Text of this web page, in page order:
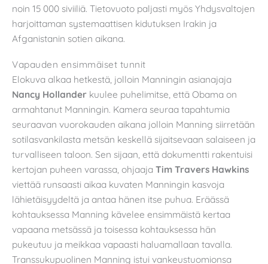
noin 15 000 siviiliä. Tietovuoto paljasti myös Yhdysvaltojen
harjoittaman systemaattisen kidutuksen Irakin ja
Afganistanin sotien aikana.
Vapauden ensimmäiset tunnit
Elokuva alkaa hetkestä, jolloin Manningin asianajaja
Nancy Hollander kuulee puhelimitse, että Obama on
armahtanut Manningin. Kamera seuraa tapahtumia
seuraavan vuorokauden aikana jolloin Manning siirretään
sotilasvankilasta metsän keskellä sijaitsevaan salaiseen ja
turvalliseen taloon. Sen sijaan, että dokumentti rakentuisi
kertojan puheen varassa, ohjaaja Tim Travers Hawkins
viettää runsaasti aikaa kuvaten Manningin kasvoja
lähietäisyydeltä ja antaa hänen itse puhua. Eräässä
kohtauksessa Manning kävelee ensimmäistä kertaa
vapaana metsässä ja toisessa kohtauksessa hän
pukeutuu ja meikkaa vapaasti haluamallaan tavalla.
Transsukupuolinen Manning istui vankeustuomionsa